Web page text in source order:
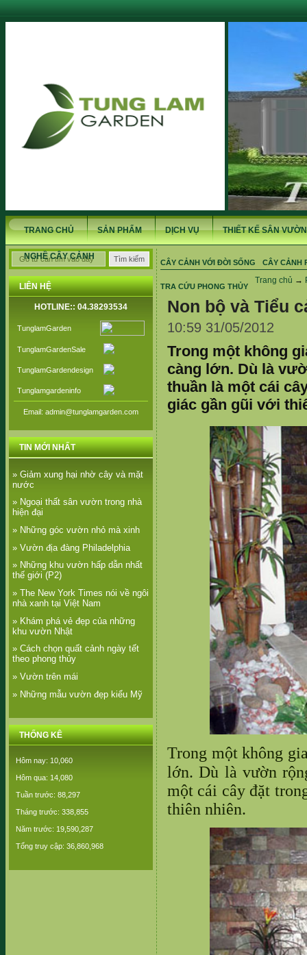
TRANG CHỦ SẢN PHẨM DỊCH VỤ THIẾT KẾ SÂN VƯỜN
NGHỀ CÂY CẢNH
LIÊN HỆ
HOTLINE:: 04.38293534
TunglamGarden
TunglamGardenSale
TunglamGardendesign
Tunglamgardeninfo
Email: admin@tunglamgarden.com
TIN MỚI NHẤT
» Giảm xung hại nhờ cây và mặt
nước
» Ngoại thất sân vườn trong nhà
hiện đại
» Những góc vườn nhỏ mà xinh
» Vườn địa đàng Philadelphia
» Những khu vườn hấp dẫn nhất
thế giới (P2)
» The New York Times nói về ngôi
nhà xanh tại Việt Nam
» Khám phá vẻ đẹp của những
khu vườn Nhật
» Cách chọn quất cảnh ngày tết
theo phong thủy
» Vườn trên mái
» Những mẫu vườn đẹp kiểu Mỹ
THỐNG KÊ
Hôm nay: 10,060
Hôm qua: 14,080
Tuần trước: 88,297
Tháng trước: 338,855
Năm trước: 19,590,287
Tổng truy cập: 36,860,968
CÂY CẢNH VỚI ĐỜI SỐNG CÂY CẢNH
TRA CỨU PHONG THỦY
Trang chủ →
Non bộ và Tiểu
10:59 31/05/2012
Trong một không
càng lớn. Dù là
thuần là một cái
giác gần gũi với
Trong một không
lớn. Dù là vườn
một cái cây đặt
thiên nhiên.